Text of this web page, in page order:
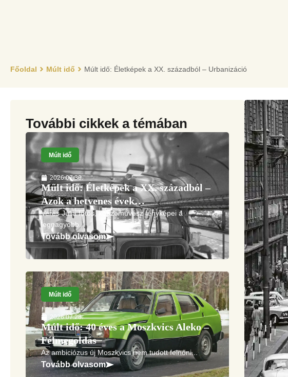
Főoldal Múlt idő Múlt idő: Életképek a XX. századból – Urbanizáció
További cikkek a témában
Múlt idő
2026.07.30.
Műlt idő: Életképek a XX. századból –
Azok a het­venes évek…
Veres Júlia fotós, képzőművész fényképei a
legnagyobb...
Tovább olvasom
Múlt idő
2026.07.28.
Múlt idő: 40 éves a Moszkvics Aleko –
Félmegoldás
Az ambiciózus új Moszkvics nem tudott felnőni...
Tovább olvasom